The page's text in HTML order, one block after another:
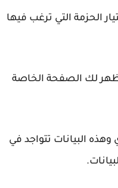
الحزمة التي ترغب فيها
تظهر لك الصفحة الخاصة
وهذه البيانات تتواجد في